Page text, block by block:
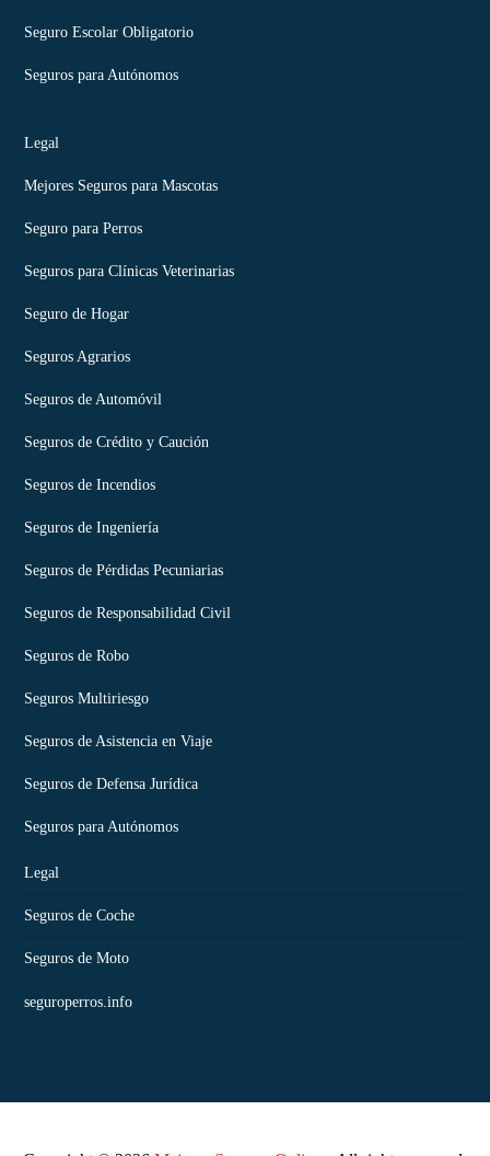
Seguro Escolar Obligatorio
Seguros para Autónomos
Legal
Mejores Seguros para Mascotas
Seguro para Perros
Seguros para Clínicas Veterinarias
Seguro de Hogar
Seguros Agrarios
Seguros de Automóvil
Seguros de Crédito y Caución
Seguros de Incendios
Seguros de Ingeniería
Seguros de Pérdidas Pecuniarias
Seguros de Responsabilidad Civil
Seguros de Robo
Seguros Multiriesgo
Seguros de Asistencia en Viaje
Seguros de Defensa Jurídica
Seguros para Autónomos
Legal
Seguros de Coche
Seguros de Moto
seguroperros.info